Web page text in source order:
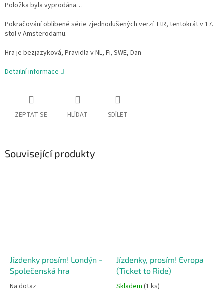
Položka byla vyprodána…
Pokračování oblíbené série zjednodušených verzí TtR, tentokrát v 17.
stol v Amsterodamu.
Hra je bezjazyková, Pravidla v NL, Fi, SWE, Dan
Detailní informace
ZEPTAT SE HLÍDAT SDÍLET
Související produkty
Jízdenky prosím! Londýn -
Společenská hra
Na dotaz
Jízdenky, prosím! Evropa
(Ticket to Ride)
Skladem (1 ks)